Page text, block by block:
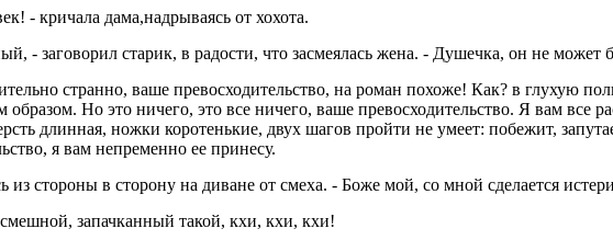
- кричала дама,надрываясь от хохота.
- заговорил старик, в радости, что засмеялась жена. - Душечка, он не
странно, ваше превосходительство, на роман похоже! Как? в глухую
Но это ничего, это все ничего, ваше превосходительство. Я вам все
длинная, ножки коротенькие, двух шагов пройти не умеет: побежит,
я вам непременно ее принесу.
из стороны в сторону на диване от смеха. - Боже мой, со мной сделается
запачканный такой, кхи, кхи, кхи!